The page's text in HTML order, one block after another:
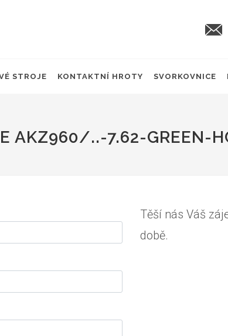
STROJE KONTAKTNÍ HROTY SVORKOVNICE
AKZ960/..-7.62-GREEN-
Těší nás Váš
době.